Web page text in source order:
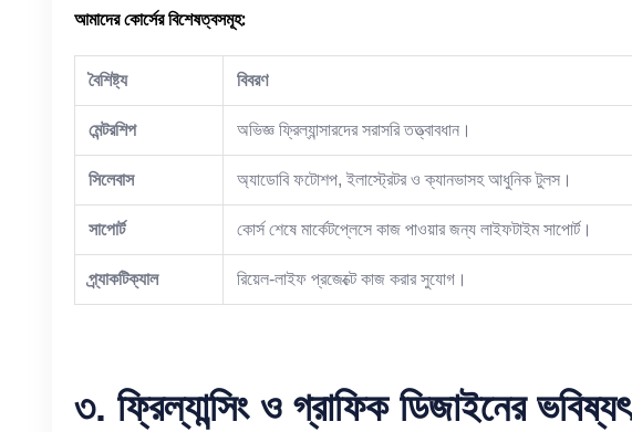
আমাদের কোর্সের বিশেষত্বসমূহ:
বৈশিষ্ট্য বিবরণ
মেন্টরশিপ অভিজ্ঞ ফ্রিল্যান্সারদের সরাসরি তত্ত্বাবধান।
সিলেবাস অ্যাডোবি ফটোশপ, ইলাস্ট্রেটর ও ক্যানভাসহ আধুনিক টুলস।
সাপোর্ট কোর্স শেষে মার্কেটপ্লেসে কাজ পাওয়ার জন্য লাইফটাইম সাপোর্ট।
প্র্যাকটিক্যাল রিয়েল-লাইফ প্রজেক্টে কাজ করার সুযোগ।
৩. ফ্রিল্যান্সিং ও গ্রাফিক ডিজাইনের ভবিষ্যৎ